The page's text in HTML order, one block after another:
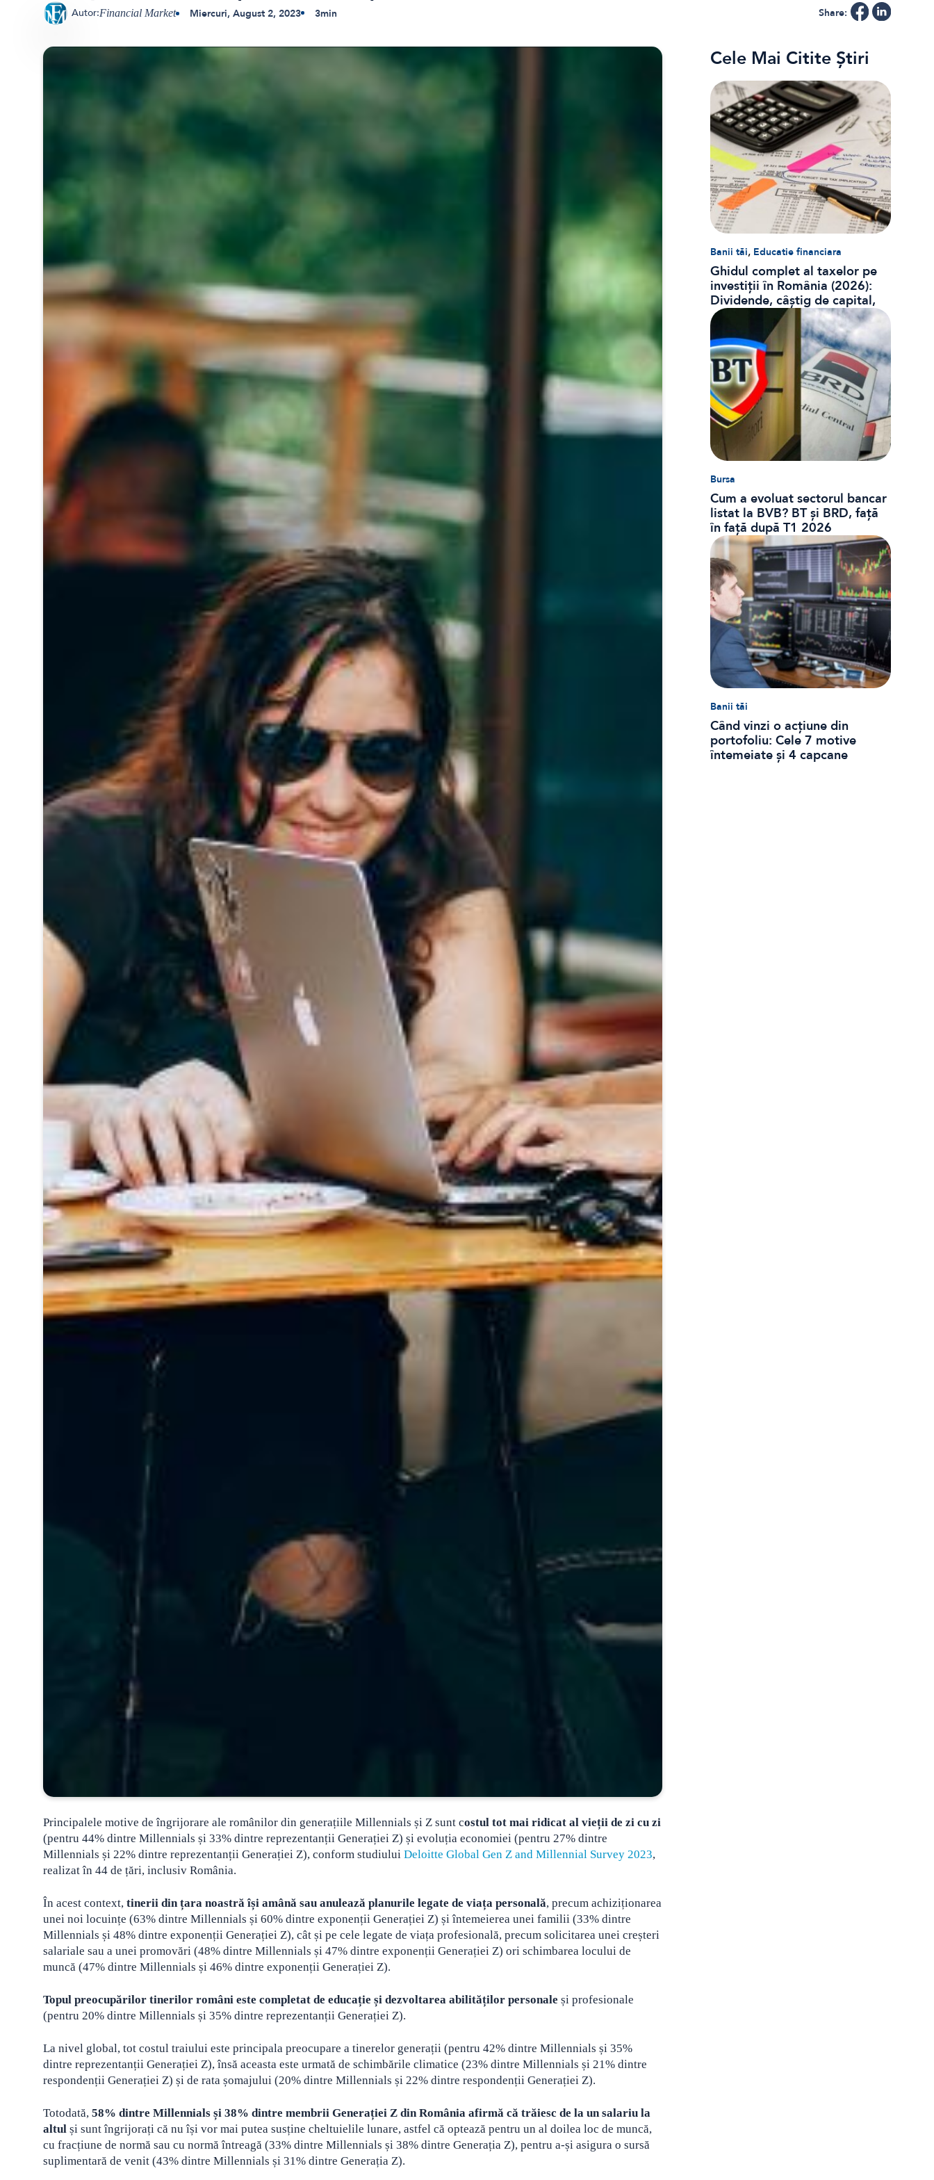
Autor:Financial Market Miercuri, August 2, 2023 3min Share:
Principalele motive de îngrijorare ale românilor din generațiile Millennials și Z sunt costul tot mai ridicat al vieții de zi cu zi
(pentru 44% dintre Millennials și 33% dintre reprezentanții Generației Z) și evoluția economiei (pentru 27% dintre
Millennials și 22% dintre reprezentanții Generației Z), conform studiului Deloitte Global Gen Z and Millennial Survey 2023,
realizat în 44 de țări, inclusiv România.
În acest context, tinerii din țara noastră își amână sau anulează planurile legate de viața personală, precum achiziționarea
unei noi locuințe (63% dintre Millennials și 60% dintre exponenții Generației Z) și întemeierea unei familii (33% dintre
Millennials și 48% dintre exponenții Generației Z), cât și pe cele legate de viața profesională, precum solicitarea unei creșteri
salariale sau a unei promovări (48% dintre Millennials și 47% dintre exponenții Generației Z) ori schimbarea locului de
muncă (47% dintre Millennials și 46% dintre exponenții Generației Z).
Topul preocupărilor tinerilor români este completat de educație și dezvoltarea abilităților personale și profesionale
(pentru 20% dintre Millennials și 35% dintre reprezentanții Generației Z).
La nivel global, tot costul traiului este principala preocupare a tinerelor generații (pentru 42% dintre Millennials și 35%
dintre reprezentanții Generației Z), însă aceasta este urmată de schimbările climatice (23% dintre Millennials și 21% dintre
respondenții Generației Z) și de rata șomajului (20% dintre Millennials și 22% dintre respondenții Generației Z).
Totodată, 58% dintre Millennials și 38% dintre membrii Generației Z din România afirmă că trăiesc de la un salariu la
altul și sunt îngrijorați că nu își vor mai putea susține cheltuielile lunare, astfel că optează pentru un al doilea loc de muncă,
cu fracțiune de normă sau cu normă întreagă (33% dintre Millennials și 38% dintre Generația Z), pentru a-și asigura o sursă
suplimentară de venit (43% dintre Millennials și 31% dintre Generația Z).
Cele Mai Citite Știri
Banii tăi, Educatie financiara
Ghidul complet al taxelor pe
investiții în România (2026):
Dividende, câștig de capital,
dobânzi și CASS
Bursa
Cum a evoluat sectorul bancar
listat la BVB? BT și BRD, față
în față după T1 2026
Banii tăi
Când vinzi o acțiune din
portofoliu: Cele 7 motive
întemeiate și 4 capcane